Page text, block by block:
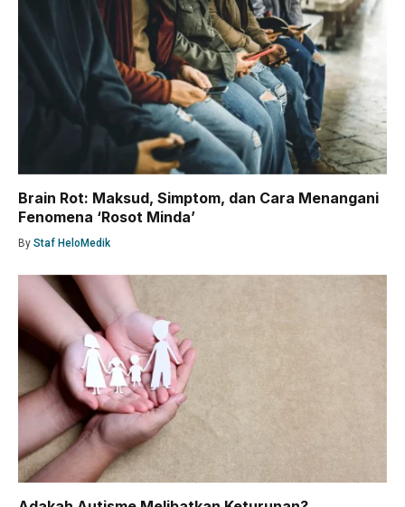
Brain Rot: Maksud, Simptom, dan Cara Menangani
Fenomena ‘Rosot Minda’
By Staf HeloMedik